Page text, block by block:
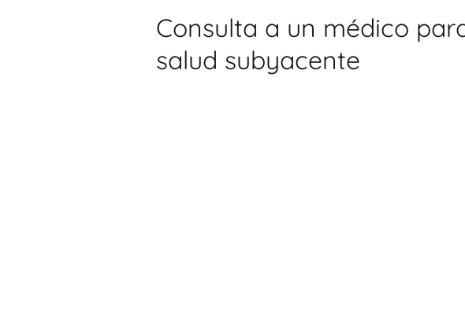
Consulta a un médico
salud subyacente